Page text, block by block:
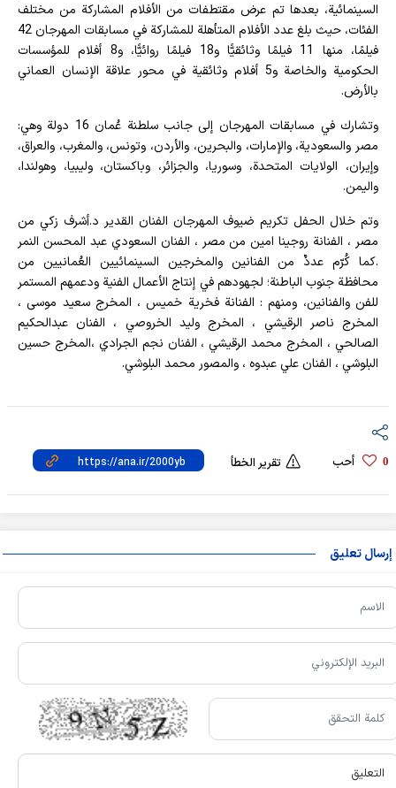
السينمائية، بعدها تم عرض مقتطفات من الأفلام المشاركة من مختلف
الفئات، حيث بلغ عدد الأفلام المتأهلة للمشاركة في مسابقات المهرجان 42
فيلمًا، منها 11 فيلمًا وثائقيًّا و18 فيلمًا روائيًّا، و8 أفلام للمؤسسات
الحكومية والخاصة و5 أفلام وثائقية في محور علاقة الإنسان العماني
بالأرض.
وتشارك في مسابقات المهرجان إلى جانب سلطنة عُمان 16 دولة وهي:
مصر والسعودية، والإمارات، والبحرين، والأردن، وتونس، والمغرب، والعراق،
وإيران، الولايات المتحدة، وسوريا، والجزائر، وباكستان، وليبيا، وهولندا،
واليمن.
وتم خلال الحفل تكريم ضيوف المهرجان الفنان القدير د.أشرف زكي من
مصر ، الفنانة روجينا امين من مصر ، الفنان السعودي عبد المحسن النمر
.كما كُرّم عددٌ من الفنانين والمخرجين السينمائيين العُمانيين من
محافظة جنوب الباطنة؛ لجهودهم في إنتاج الأعمال الفنية ودعمهم المستمر
للفن والفنانين، ومنهم : الفنانة فخرية خميس ، المخرج سعيد موسى ،
المخرج ناصر الرقيشي ، المخرج وليد الخروصي ، الفنان عبدالحكيم
الصالحي ، المخرج محمد الرقيشي ، الفنان نجم الجرادي ،المخرج حسين
البلوشي ، الفنان علي عبدوه ، والمصور محمد البلوشي.
0 أحب تقرير الخطأ
إرسال تعليق